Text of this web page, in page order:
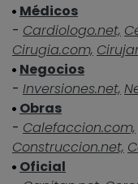
Médicos
- Cardiologo.net,
Cirugia.com,
Negocios
- Inversiones.net,
Obras
- Calefaccion.com,
Construccion.net,
Oficial